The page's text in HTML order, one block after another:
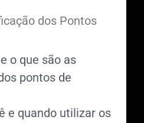
dos Pontos
o que são as
pontos de
e quando utilizar os